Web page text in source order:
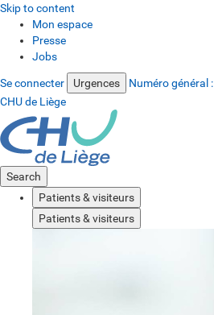
Skip to content
Mon espace
Presse
Jobs
Se connecter Urgences Numéro général :
CHU de Liège
Search
Patients & visiteurs
Patients & visiteurs